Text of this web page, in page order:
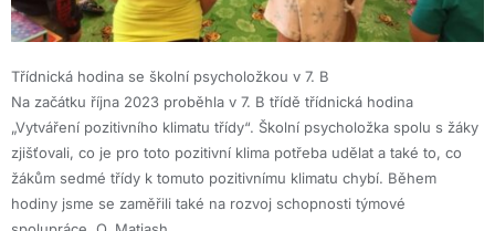
Třídnická hodina se školní psycholožkou v 7. B
Na začátku října 2023 proběhla v 7. B třídě třídnická hodina
„Vytváření pozitivního klimatu třídy“. Školní psycholožka spolu s žáky
zjišťovali, co je pro toto pozitivní klima potřeba udělat a také to, co
žákům sedmé třídy k tomuto pozitivnímu klimatu chybí. Během
hodiny jsme se zaměřili také na rozvoj schopnosti týmové